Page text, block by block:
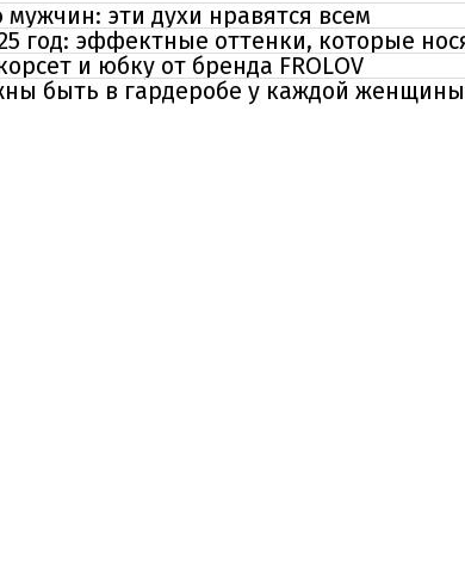
эти духи нравятся всем
год: эффектные оттенки, которые
и юбку от бренда FROLOV
быть в гардеробе у каждой